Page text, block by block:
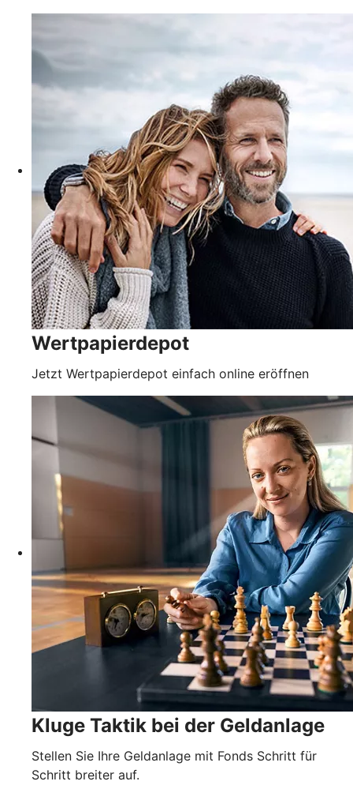
Wertpapierdepot
Jetzt Wertpapierdepot einfach online eröffnen
Kluge Taktik bei der Geldanlage
Stellen Sie Ihre Geldanlage mit Fonds Schritt für
Schritt breiter auf.